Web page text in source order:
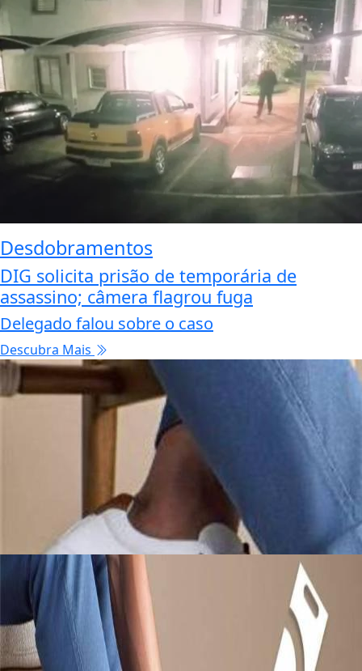
Desdobramentos
DIG solicita prisão de temporária de
assassino; câmera flagrou fuga
Delegado falou sobre o caso
Descubra Mais